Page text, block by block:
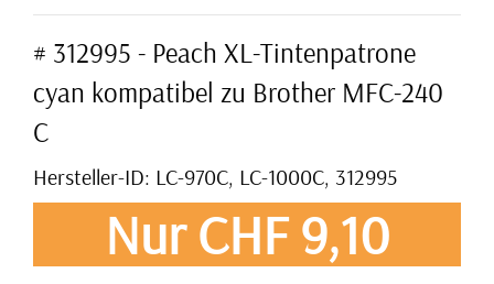
# 312995 - Peach XL-Tintenpatrone
cyan kompatibel zu Brother MFC-240
C
Hersteller-ID: LC-970C, LC-1000C, 312995
Nur CHF 9,10